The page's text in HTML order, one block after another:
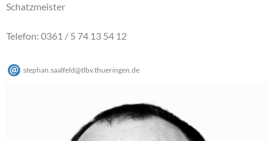
Schatzmeister
Telefon: 0361 / 5 74 13 54 12
stephan.saalfeld@tlbv.thueringen.de